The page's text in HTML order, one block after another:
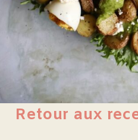
Retour aux